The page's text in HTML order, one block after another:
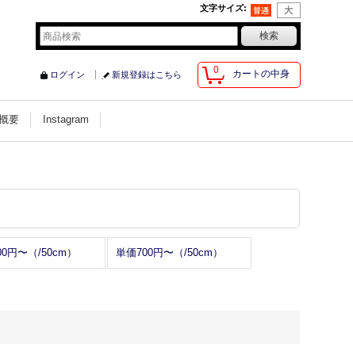
文字サイズ:
0 カートの中身
ログイン 新規登録はこちら
要 Instagram
円〜（/50cm） 単価700円〜（/50cm）